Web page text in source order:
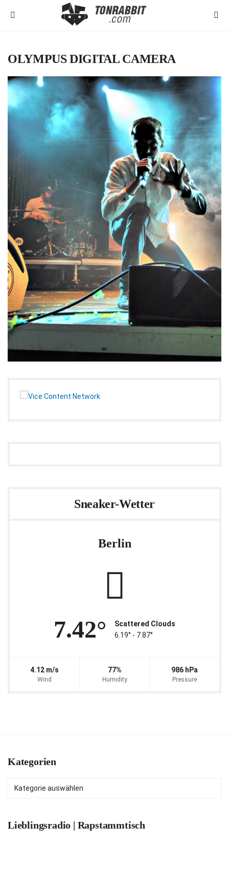
OLYMPUS DIGITAL CAMERA
Sneaker-Wetter
Berlin
7.42°
Scattered Clouds
6.19° ‐ 7.87°
4.12 m/s
Wind
77%
Humidity
986 hPa
Pressure
Kategorien
Kategorien
Lieblingsradio | Rapstammtisch